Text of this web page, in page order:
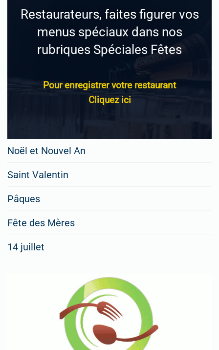
Restaurateurs, faites figurer vos
menus spéciaux dans nos
rubriques Spéciales Fêtes
Pour enregistrer votre restaurant
Cliquez ici
Noël et Nouvel An
Saint Valentin
Pâques
Fête des Mères
14 juillet